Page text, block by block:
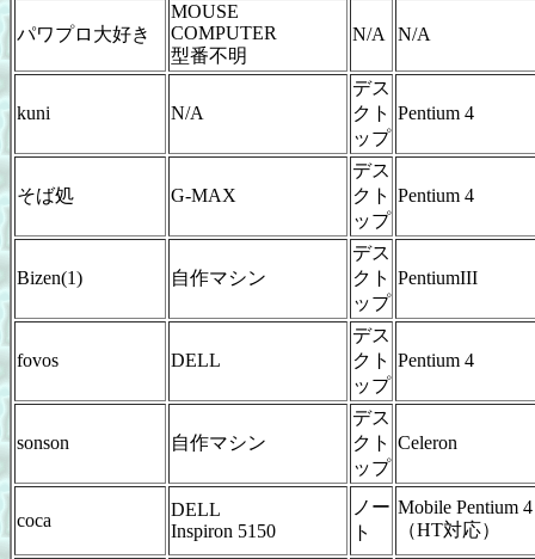
パワプロ大好き
MOUSE
COMPUTER
型番不明
N/A N/A
kuni N/A
デス
クト
ップ
Pentium 4
そば処 G-MAX
デス
クト
ップ
Pentium 4
Bizen(1) 自作マシン
デス
クト
ップ
PentiumIII
fovos DELL
デス
クト
ップ
Pentium 4
sonson 自作マシン
デス
クト
ップ
Celeron
coca
DELL
Inspiron 5150
ノー
ト
Mobile Pentium 4
（HT対応）